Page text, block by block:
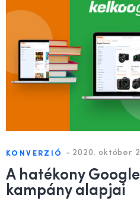
KONVERZIÓ - 2020. október
A hatékony
kampány alapjai